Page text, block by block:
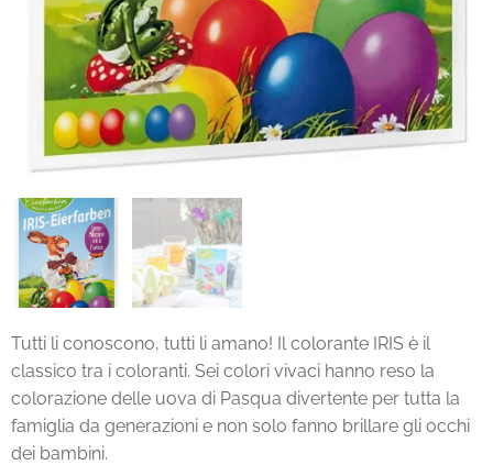
Tutti li conoscono, tutti li amano! Il colorante IRIS è il
classico tra i coloranti. Sei colori vivaci hanno reso la
colorazione delle uova di Pasqua divertente per tutta la
famiglia da generazioni e non solo fanno brillare gli occhi
dei bambini.